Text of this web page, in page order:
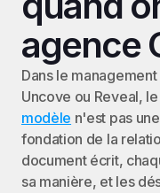
agence
Dans le
Uncove ou Reveal, le
modèle n'est pas
fondation de la
document écrit,
sa manière, et les